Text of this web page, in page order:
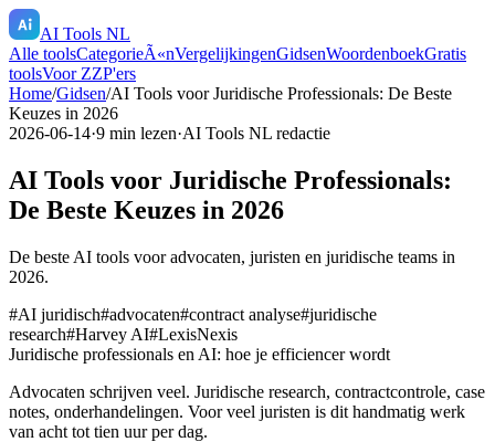
AI Tools NL
Alle toolsCategorieÃ«nVergelijkingenGidsenWoordenboekGratis
toolsVoor ZZP'ers
Home/Gidsen/AI Tools voor Juridische Professionals: De Beste
Keuzes in 2026
2026-06-14·9 min lezen·AI Tools NL redactie
AI Tools voor Juridische Professionals:
De Beste Keuzes in 2026
De beste AI tools voor advocaten, juristen en juridische teams in
2026.
#AI juridisch#advocaten#contract analyse#juridische
research#Harvey AI#LexisNexis
Juridische professionals en AI: hoe je efficiencer wordt
Advocaten schrijven veel. Juridische research, contractcontrole, case
notes, onderhandelingen. Voor veel juristen is dit handmatig werk
van acht tot tien uur per dag.